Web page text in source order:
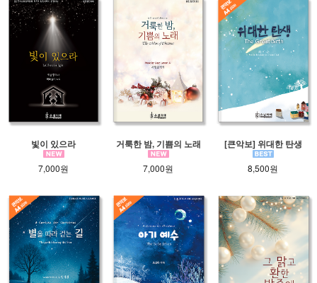
빛이 있으라
7,000원
거룩한 밤, 기쁨의 노래
7,000원
[큰악보] 위대한 탄생
8,500원